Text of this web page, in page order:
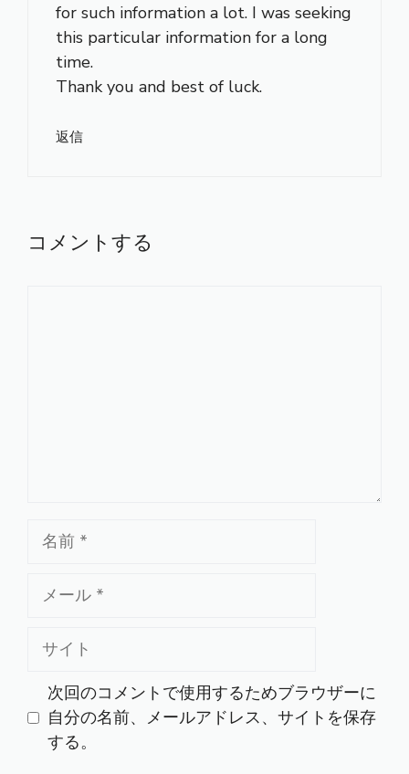
for such information a lot. I was seeking
this particular information for a long
time.
Thank you and best of luck.
返信
コメントする
次回のコメントで使用するためブラウザーに
自分の名前、メールアドレス、サイトを保存
する。